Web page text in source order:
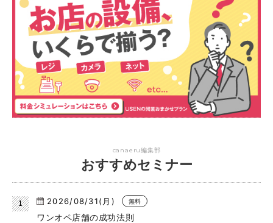
canaeru編集部
おすすめセミナー
2026/08/31(月) 無料
ワンオペ店舗の成功法則